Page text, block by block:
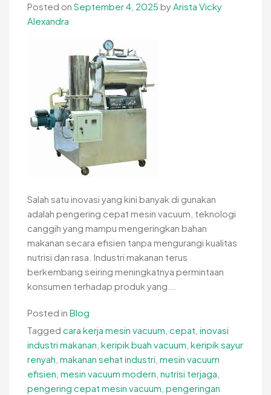
Posted on September 4, 2025 byArista Vicky
Alexandra
Salah satu inovasi yang kini banyak di gunakan
adalah pengering cepat mesin vacuum, teknologi
canggih yang mampu mengeringkan bahan
makanan secara efisien tanpa mengurangi kualitas
nutrisi dan rasa. Industri makanan terus
berkembang seiring meningkatnya permintaan
konsumen terhadap produk yang...
Posted in Blog
Tagged cara kerja mesin vacuum cepat inovasi
industri makanan keripik buah vacuum keripik sayur
renyah makanan sehat industri mesin vacuum
efisien mesin vacuum modern nutrisi terjaga
pengering cepat mesin vacuum pengeringan